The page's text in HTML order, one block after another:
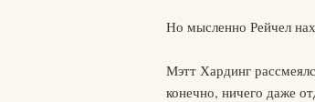
Но мысленно Рейчел
Мэтт Хардинг
конечно, ничего даже